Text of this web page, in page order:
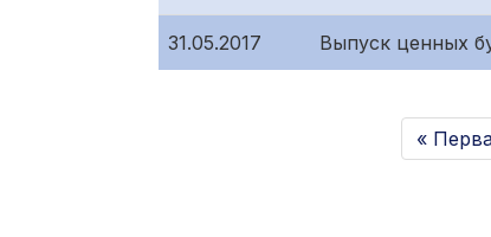
31.05.2017 Выпуск ценных
«